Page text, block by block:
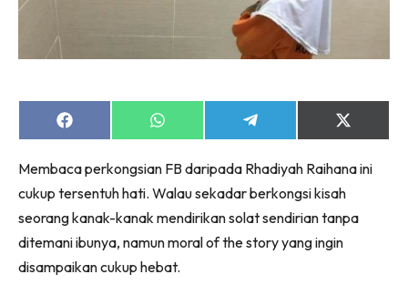
Share
on
Share
on
Share
on
Share
on
(Twitter)
Membaca perkongsian FB daripada Rhadiyah Raihana ini
cukup tersentuh hati. Walau sekadar berkongsi kisah
seorang kanak-kanak mendirikan solat sendirian tanpa
ditemani ibunya, namun moral of the story yang ingin
disampaikan cukup hebat.